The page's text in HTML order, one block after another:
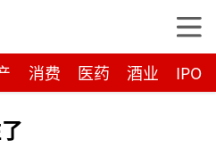
消费 医药 酒业 IPO